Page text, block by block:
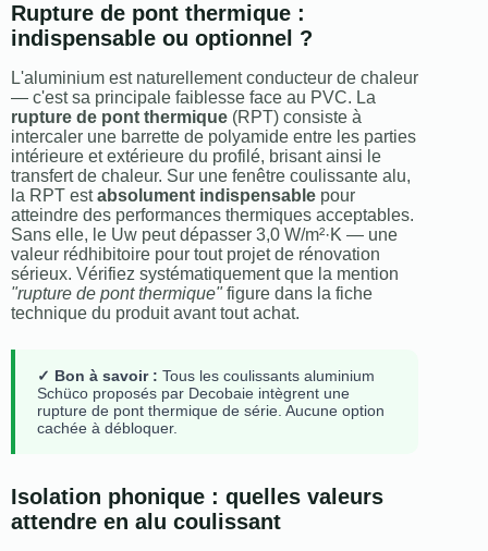
Rupture de pont thermique :
indispensable ou optionnel ?
L'aluminium est naturellement conducteur de chaleur
— c'est sa principale faiblesse face au PVC. La
rupture de pont thermique (RPT) consiste à
intercaler une barrette de polyamide entre les parties
intérieure et extérieure du profilé, brisant ainsi le
transfert de chaleur. Sur une fenêtre coulissante alu,
la RPT estabsolument indispensable pour
atteindre des performances thermiques acceptables.
Sans elle, le Uw peut dépasser 3,0 W/m²·K — une
valeur rédhibitoire pour tout projet de rénovation
sérieux. Vérifiez systématiquement que la mention
"rupture de pont thermique"figure dans la fiche
technique du produit avant tout achat.
✓ Bon à savoir : Tous les coulissants aluminium
Schüco proposés par Decobaie intègrent une
rupture de pont thermique de série. Aucune option
cachée à débloquer.
Isolation phonique : quelles valeurs
attendre en alu coulissant